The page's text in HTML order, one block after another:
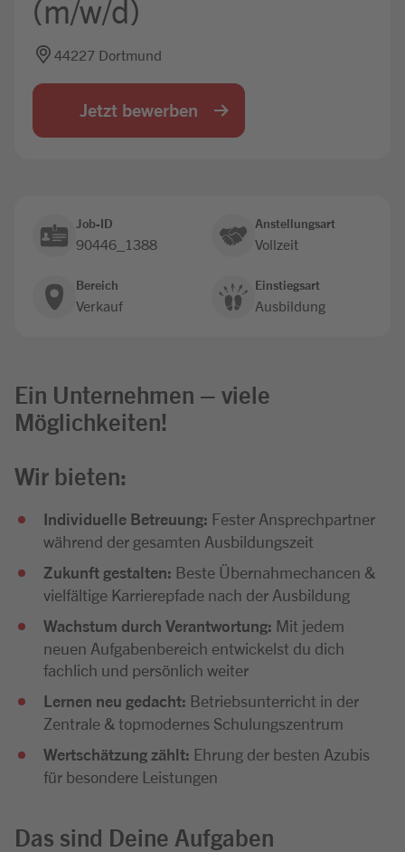
(m/w/d)
44227 Dortmund
Jetzt bewerben
Job-ID
90446_1388
Anstellungsart
Vollzeit
Bereich
Verkauf
Einstiegsart
Ausbildung
Ein Unternehmen – viele
Möglichkeiten!
Wir bieten:
Individuelle Betreuung: Fester Ansprechpartner
während der gesamten Ausbildungszeit
Zukunft gestalten: Beste Übernahmechancen &
vielfältige Karrierepfade nach der Ausbildung
Wachstum durch Verantwortung: Mit jedem
neuen Aufgabenbereich entwickelst du dich
fachlich und persönlich weiter
Lernen neu gedacht: Betriebsunterricht in der
Zentrale & topmodernes Schulungszentrum
Wertschätzung zählt: Ehrung der besten Azubis
für besondere Leistungen
Das sind Deine Aufgaben